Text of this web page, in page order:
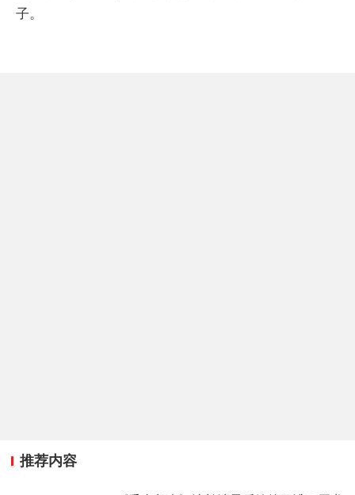
子。
推荐内容